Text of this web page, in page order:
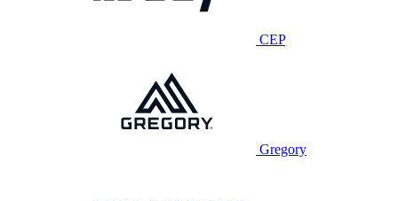
CEP
Gregory